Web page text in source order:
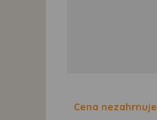
Cena nezahrnuje